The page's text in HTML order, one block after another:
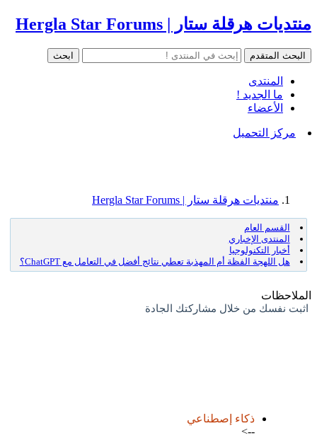
منتديات هرقلة ستار | Hergla Star Forums
المنتدى
ما الجديد !
الأعضاء
مركز التحميل
منتديات هرقلة ستار | Hergla Star Forums
القسم العام
المنتدى الإخباري
أخبار التكنولوجيا
هل اللهجة الفظة أم المهذبة تعطي نتائج أفضل في التعامل مع ChatGPT؟
الملاحظات
اثبت نفسك من خلال مشاركتك الجادة
ذكاء إصطناعي
-->